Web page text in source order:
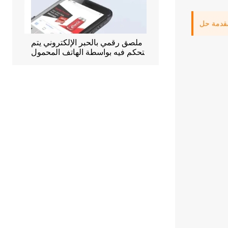
ملصق رقمي بالحبر الإلكتروني يتم
التحكم فيه بواسطة الهاتف المحمول